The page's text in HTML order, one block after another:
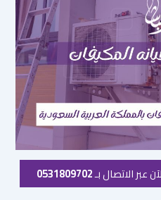
الاتصال بـ0531809702